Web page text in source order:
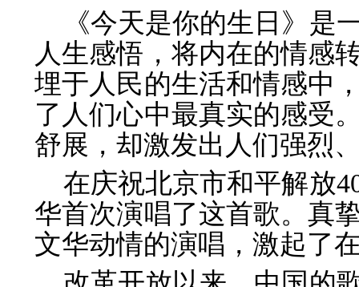
《今天是你的生日》是
人生感悟，将内在的情感
埋于人民的生活和情感中
了人们心中最真实的感受
舒展，却激发出人们强烈
在庆祝北京市和平解放
华首次演唱了这首歌。真
文华动情的演唱，激起了